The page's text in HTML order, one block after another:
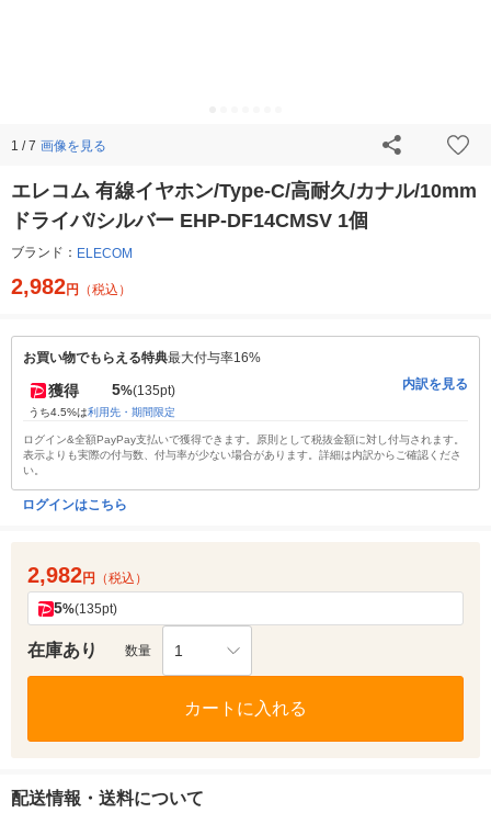
1 / 7 画像を見る
エレコム 有線イヤホン/Type-C/高耐久/カナル/10mm
ドライバ/シルバー EHP-DF14CMSV 1個
ブランド： ELECOM
2,982円 （税込）
お買い物でもらえる特典最大付与率16%
獲得 5%(135pt)
うち4.5%は利用先・期間限定
内訳を見る
ログイン&全額PayPay支払いで獲得できます。原則として税抜金額に対し付与されます。
表示よりも実際の付与数、付与率が少ない場合があります。詳細は内訳からご確認くださ
い。
ログインはこちら
2,982円 （税込）
5%(135pt)
在庫あり 数量 1
カートに入れる
配送情報・送料について